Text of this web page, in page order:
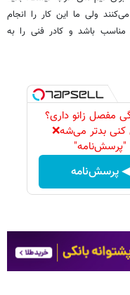
ولی ما این کار را انجام
مناسب باشد و کادر فنی را به
مفصل زانو داری؟
بدتر می‌شه❌
"پرسش‌نامه"
◀ پرسش‌نامه